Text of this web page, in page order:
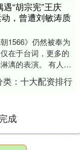
“胡宗宪”王庆
，曾遭刘敏涛质
1566》仍然被奉为
在于台词，更多的
漓的表演。 有人说
为出彩，也有人说
类：十大配资排行
成